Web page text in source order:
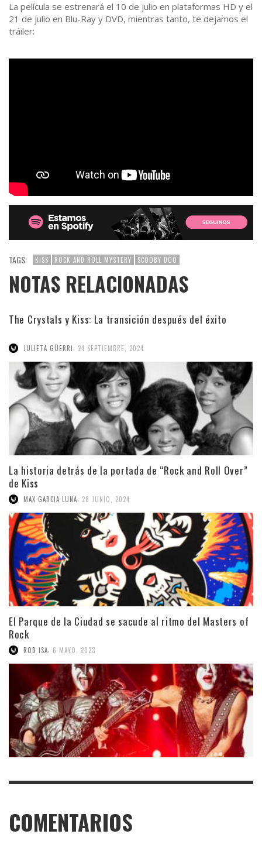
La película se estrenará el 10 de julio en plataformas HD y el
21 de julio en Blu-Ray y DVD, mientras tanto, te dejamos el
tráiler:
TAGS: KISS ROCK AND ROLL MYSTERY SCOOBY DOO
NOTAS RELACIONADAS
The Crystals y Kiss: La transición después del éxito
JULIETA GÜERRI, 24 SEPTIEMBRE, 2024
La historia detrás de la portada de “Rock and Roll Over”
de Kiss
MAX GARCIA LUNA 28 JUNIO, 2024
El Parque de la Ciudad se sacude al ritmo del Masters of
Rock
ROB ISA 6 MAYO, 2023
COMENTARIOS